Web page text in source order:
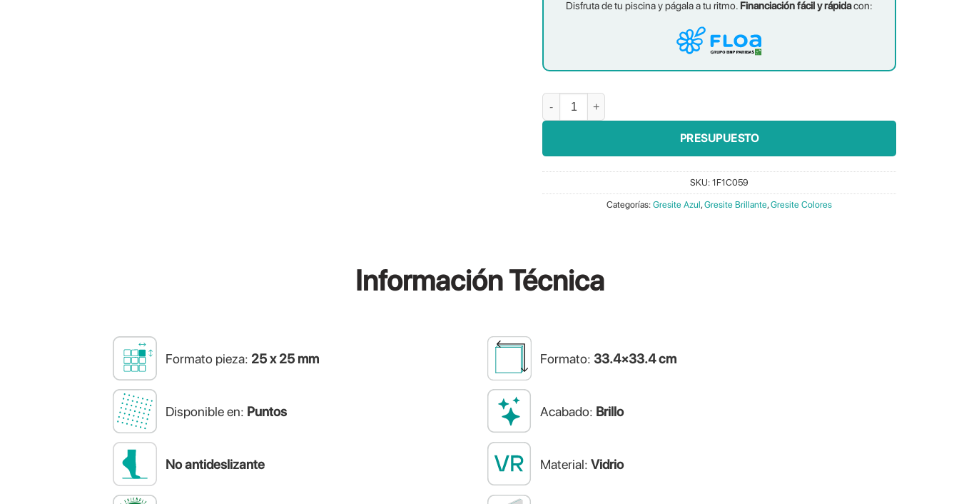
Disfruta de tu piscina y págala a tu ritmo. Financiación fácil y rápidacon:
Liso Azul Piscina cantidad
PRESUPUESTO
SKU: 1F1C059
Categorías: Gresite Azul, Gresite Brillante, Gresite Colores
InformaciónTécnica
Formato pieza: 25 x 25 mm Formato: 33.4×33.4 cm
Disponible en: Puntos Acabado: Brillo
No antideslizante Material: Vidrio